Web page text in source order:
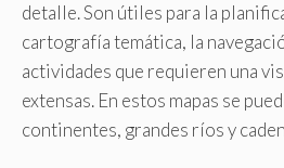
detalle. Son útiles para la
cartografía temática, la
actividades que requieren una
extensas. En estos mapas se
continentes, grandes ríos y